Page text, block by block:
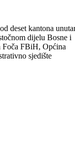
Goražde